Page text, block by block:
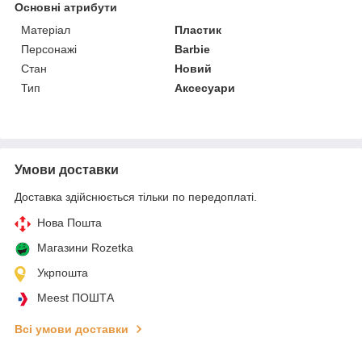
Основні атрибути
Матеріал
Пластик
Персонажі
Barbie
Стан
Новий
Тип
Аксесуари
Умови доставки
Доставка здійснюється тільки по передоплаті.
Нова Пошта
Магазини Rozetka
Укрпошта
Meest ПОШТА
Всі умови доставки